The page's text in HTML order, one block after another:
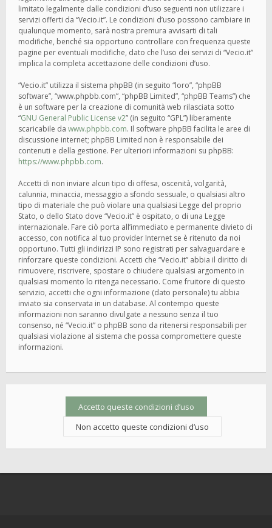
limitato legalmente dalle condizioni d’uso seguenti non utilizzare i
servizi offerti da “Vecio.it”. Le condizioni d’uso possono cambiare in
qualunque momento, sarà nostra premura avvisarti di tali
modifiche, benché sia opportuno controllare con frequenza queste
pagine per eventuali modifiche, dato che l’uso dei servizi di “Vecio.it”
implica la completa accettazione delle condizioni d’uso.
“Vecio.it” utilizza il sistema phpBB (in seguito “loro”, “phpBB
software”, “www.phpbb.com”, “phpBB Limited”, “phpBB Teams”) che
è un software per la creazione di comunità web rilasciata sotto
“GNU General Public License v2” (in seguito “GPL”) liberamente
scaricabile da www.phpbb.com. Il software phpBB facilita le aree di
discussione internet; phpBB Limited non è responsabile dei
contenuti e della gestione. Per ulteriori informazioni su phpBB:
https://www.phpbb.com.
Accetti di non inviare alcun tipo di offesa, oscenità, volgarità,
calunnia, minaccia, messaggio a sfondo sessuale, o qualsiasi altro
tipo di materiale che può violare una qualsiasi Legge del proprio
Stato, o dello Stato dove “Vecio.it” è ospitato, o di una Legge
internazionale. Fare ciò porta all’immediato e permanente divieto di
accesso, con notifica al tuo provider Internet se è ritenuto da noi
opportuno. Tutti gli indirizzi IP sono registrati per salvaguardare e
rinforzare queste condizioni. Accetti che “Vecio.it” abbia il diritto di
rimuovere, riscrivere, spostare o chiudere qualsiasi argomento in
qualsiasi momento lo ritenga necessario. Come fruitore di questo
servizio, accetti che ogni informazione (dato personale) tu abbia
inviato sia conservata in un database. Al contempo queste
informazioni non saranno divulgate a nessuno senza il tuo
consenso, né “Vecio.it” o phpBB sono da ritenersi responsabili per
qualsiasi violazione al sistema che possa compromettere queste
informazioni.